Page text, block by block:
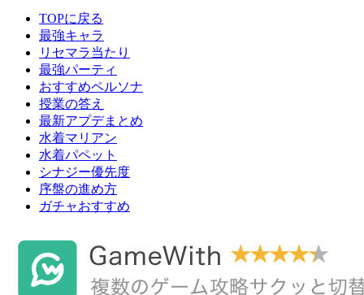
TOPに戻る
最強キャラ
リセマラ当たり
最強パーティ
おすすめペルソナ
授業の答え
最新アプデまとめ
水着マリアン
水着パペット
シナジー優先度
序盤の進め方
ガチャおすすめ